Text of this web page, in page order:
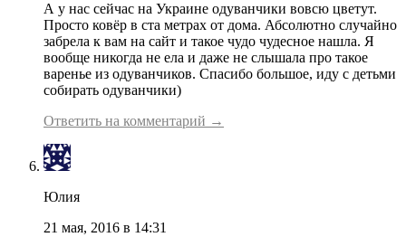
А у нас сейчас на Украине одуванчики вовсю цветут.
Просто ковёр в ста метрах от дома. Абсолютно случайно
забрела к вам на сайт и такое чудо чудесное нашла. Я
вообще никогда не ела и даже не слышала про такое
варенье из одуванчиков. Спасибо большое, иду с детьми
собирать одуванчики)
Ответить на комментарий →
Юлия
21 мая, 2016 в 14:31